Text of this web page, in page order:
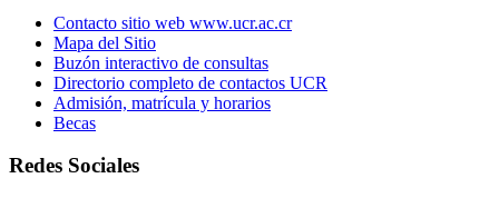
Contacto sitio web www.ucr.ac.cr
Mapa del Sitio
Buzón interactivo de consultas
Directorio completo de contactos UCR
Admisión, matrícula y horarios
Becas
Redes Sociales